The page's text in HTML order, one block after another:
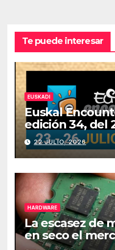
Te puede interesar
EUSKADI
Euskal
edición 34, del
julio
22 JULIO, 2026
HARDWARE
La escasez de
en seco el